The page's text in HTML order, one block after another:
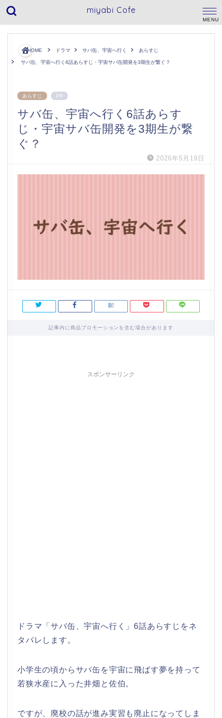
miyabi Cofe
HOME ドラマ サバ缶、宇宙へ行く あらすじ
サバ缶、宇宙へ行く6話あらすじ・宇宙サバ缶開発を3期生が繋ぐ？
あらすじ PR
サバ缶、宇宙へ行く6話あらす
じ・宇宙サバ缶開発を3期生が繋
ぐ？
2026年5月19日
記事内に商品プロモーションを含む場合があります
スポンサーリンク
ドラマ「サバ缶、宇宙へ行く」6話あらすじをネ
タバレします。
小学生の頃からサバ缶を宇宙に飛ばす夢を持って
若狭水産に入った井畑と佐伯。
ですが、廃校の話が進み実習も廃止になってしま